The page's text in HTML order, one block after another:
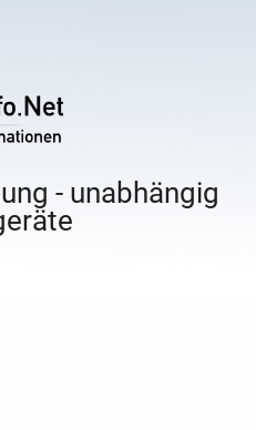
- unabhängig